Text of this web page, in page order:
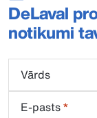
DeLaval
notikumi
Vārds
E-pasts*